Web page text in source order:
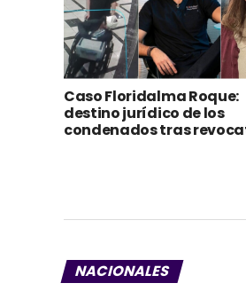
Caso Floridalma Roque:
destino jurídico de los
condenados tras
de aceptación de cargos
Congreso
viviendas